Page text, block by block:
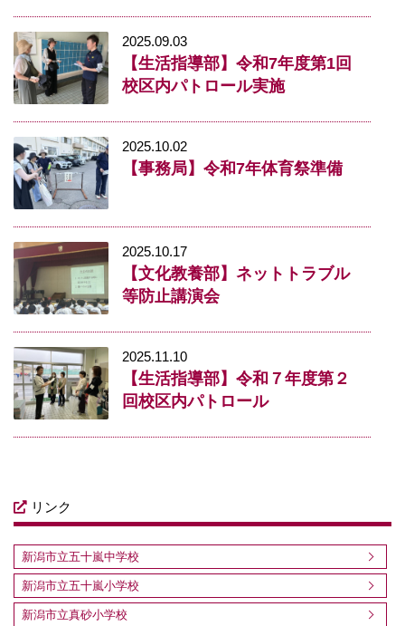
2025.09.03
【生活指導部】令和7年度第1回
校区内パトロール実施
2025.10.02
【事務局】令和7年体育祭準備
2025.10.17
【文化教養部】ネットトラブル
等防止講演会
2025.11.10
【生活指導部】令和７年度第２
回校区内パトロール
リンク
新潟市立五十嵐中学校
新潟市立五十嵐小学校
新潟市立真砂小学校